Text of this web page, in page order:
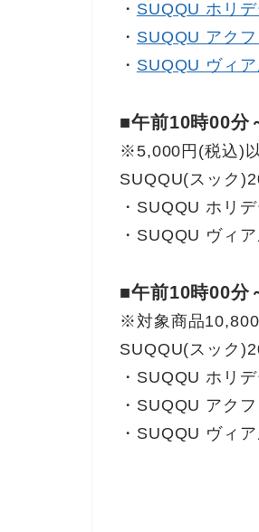
・ SUQQU ホリ
・ SUQQU アクフ
・ SUQQU ヴィ
■午前10時00分
※5,000円(税込)
SUQQU(スック
・SUQQU ホリ
・SUQQU ヴィ
■午前10時00分
※対象商品10,800
SUQQU(スック
・SUQQU ホリ
・SUQQU アク
・SUQQU ヴィ